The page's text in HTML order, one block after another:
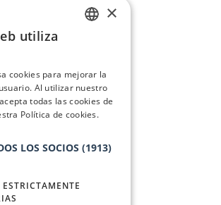
×
utiliza
cookies para mejorar la
Al utilizar nuestro
todas las cookies de
Política de cookies.
LOS SOCIOS (1913)